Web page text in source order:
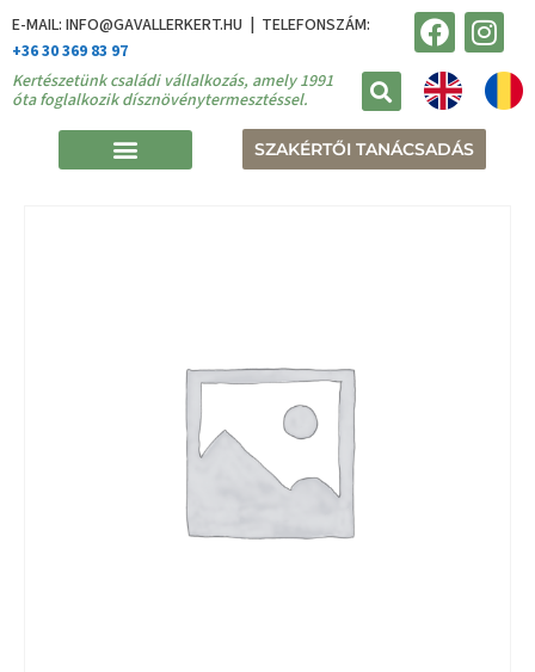
E-MAIL: INFO@GAVALLERKERT.HU | TELEFONSZÁM:
+36 30 369 83 97
Kertészetünk családi vállalkozás, amely 1991
óta foglalkozik dísznövénytermesztéssel.
SZAKÉRTŐI TANÁCSADÁS